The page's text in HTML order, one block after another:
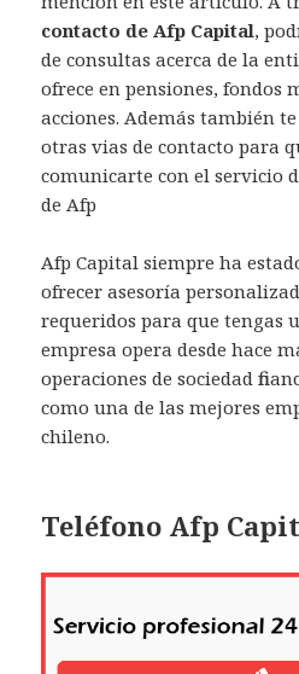
contacto de Afp Capital,
de consultas acerca de la
ofrece en pensiones, fondos
acciones. Además también
otras vias de contacto para
comunicarte con el servicio
de Afp
Afp Capital siempre ha
ofrecer asesoría
requeridos para que tengas
empresa opera desde hace
operaciones de sociedad
como una de las mejores
chileno.
Teléfono Afp